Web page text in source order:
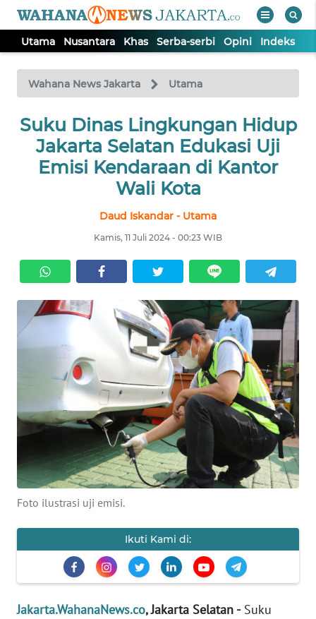
Utama Nusantara Khas Serba-serbi Opini Indeks
Wahana News Jakarta Utama
Suku Dinas Lingkungan Hidup
Jakarta Selatan Edukasi Uji
Emisi Kendaraan di Kantor
Wali Kota
Daud Iskandar - Utama
Kamis, 11 Juli 2024 - 00:23 WIB
Foto ilustrasi uji emisi.
Ikuti Kami di:
Jakarta.WahanaNews.co, Jakarta Selatan -Suku
TV
Tutup
UTAMA
NUSANTARA
SERBI
OPINI
Informasi
KONTAK
KAMI
INFO
IKLAN
PEDOMAN
MEDIA
SIBER